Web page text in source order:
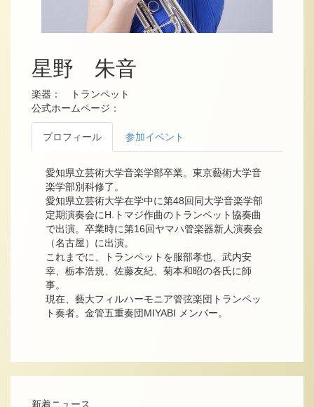
星野 朱音
楽器： トランペット
公式ホームページ：
プロフィール 参加イベント
愛知県立芸術大学音楽学部卒業。東京藝術大学音
楽学部別科修了。
愛知県立芸術大学在学中に第48回同大学音楽学部
定期演奏会にH.トマジ作曲のトランペット協奏曲
で出演。卒業時に第16回ヤマハ管楽器新人演奏会
（名古屋）に出演。
これまでに、トランペットを服部孝也、武内安
幸、栃本浩規、佐藤友紀、菊本和昭の各氏に師
事。
現在、藝大フィルハーモニア管弦楽団トランペッ
ト奏者。金管五重奏団MIYABI メンバー。
新着ニュース